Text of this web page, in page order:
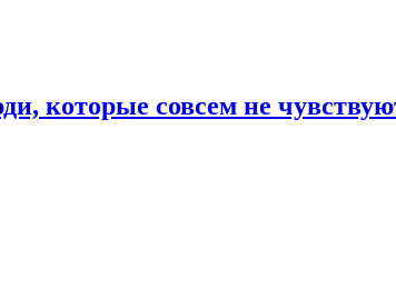
которые совсем не